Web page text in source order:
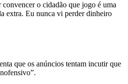
o cidadão que jogo é uma
extra. Eu nunca vi perder dinheiro
que os anúncios tentam incutir que